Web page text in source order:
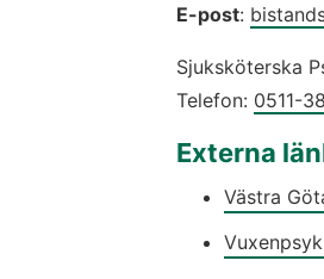
E-post:
Sjuksköterska
Telefon: 0511-
Externa
Västra